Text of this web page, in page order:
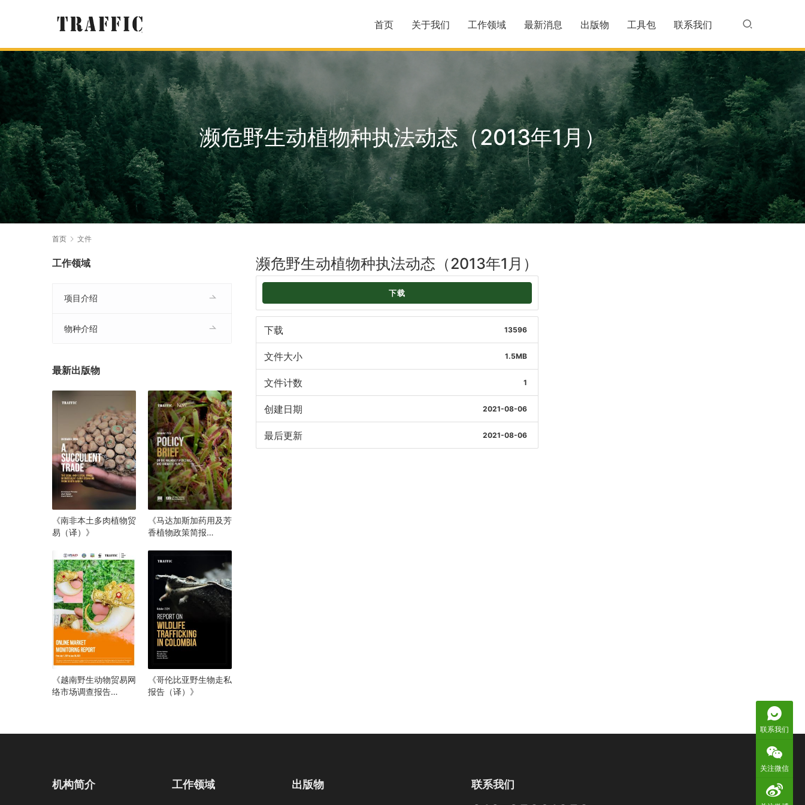
首页 关于我们 工作领域 最新消息 出版物 工具包 联系我们
濒危野生动植物种执法动态（2013年1月）
首页 文件
濒危野生动植物种执法动态（2013年1月）
下载
下载 13596
文件大小 1.5MB
文件计数 1
创建日期 2021-08-06
最后更新 2021-08-06
工作领域
项目介绍
物种介绍
最新出版物
《南非本土多肉植物贸
易（译）》
《马达加斯加药用及芳
香植物政策简报
《越南野生动物贸易网
络市场调查报告
《哥伦比亚野生物走私
报告（译）》
机构简介 工作领域 出版物 联系我们
联系我们
关注微信